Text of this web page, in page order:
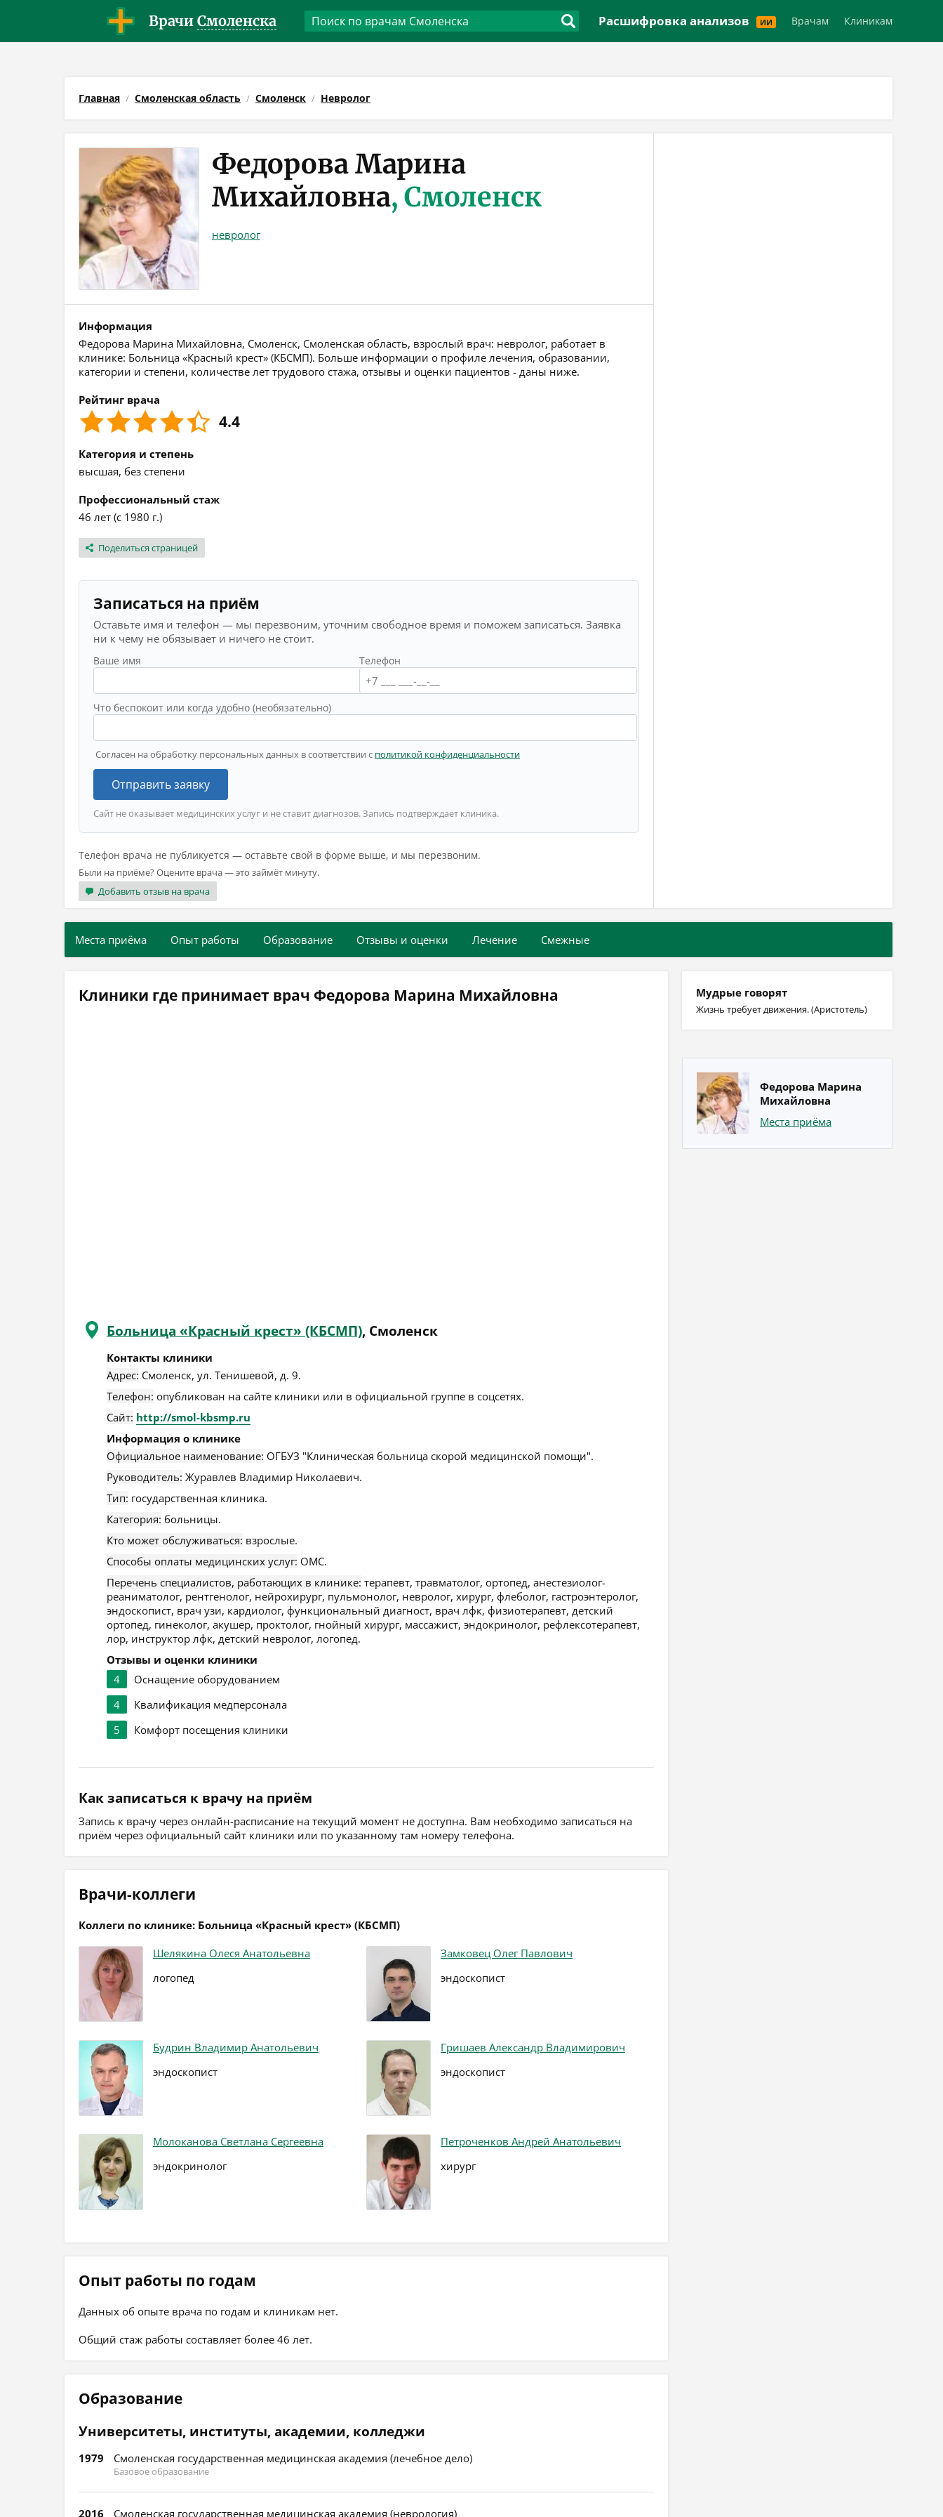
Врачи Смоленска Расшифровка анализов ИИ Врачам Клиникам
Главная Смоленская область Смоленск Невролог
Федорова Марина
Михайловна, Смоленск
невролог
Информация
Федорова Марина Михайловна, Смоленск, Смоленская область, взрослый врач: невролог, работает в
клинике: Больница «Красный крест» (КБСМП). Больше информации о профиле лечения, образовании,
категории и степени, количестве лет трудового стажа, отзывы и оценки пациентов - даны ниже.
Рейтинг врача
4.4
Категория и степень
высшая, без степени
Профессиональный стаж
46 лет (с 1980 г.)
Поделиться страницей
Записаться на приём
Оставьте имя и телефон — мы перезвоним, уточним свободное время и поможем записаться. Заявка
ни к чему не обязывает и ничего не стоит.
Ваше имя Телефон
Что беспокоит или когда удобно (необязательно)
Согласен на обработку персональных данных в соответствии с политикой конфиденциальности
Отправить заявку
Сайт не оказывает медицинских услуг и не ставит диагнозов. Запись подтверждает клиника.
Телефон врача не публикуется — оставьте свой в форме выше, и мы перезвоним.
Были на приёме? Оцените врача — это займёт минуту.
Добавить отзыв на врача
Места приёма Опыт работы Образование Отзывы и оценки Лечение Смежные
Клиники где принимает врач Федорова Марина Михайловна
Больница «Красный крест» (КБСМП), Смоленск
Контакты клиники
Адрес: Смоленск, ул. Тенишевой, д. 9.
Телефон: опубликован на сайте клиники или в официальной группе в соцсетях.
Сайт: http://smol-kbsmp.ru
Информация о клинике
Официальное наименование: ОГБУЗ "Клиническая больница скорой медицинской помощи".
Руководитель: Журавлев Владимир Николаевич.
Тип: государственная клиника.
Категория: больницы.
Кто может обслуживаться: взрослые.
Способы оплаты медицинских услуг: ОМС.
Перечень специалистов, работающих в клинике: терапевт, травматолог, ортопед, анестезиолог-
реаниматолог, рентгенолог, нейрохирург, пульмонолог, невролог, хирург, флеболог, гастроэнтеролог,
эндоскопист, врач узи, кардиолог, функциональный диагност, врач лфк, физиотерапевт, детский
ортопед, гинеколог, акушер, проктолог, гнойный хирург, массажист, эндокринолог, рефлексотерапевт,
лор, инструктор лфк, детский невролог, логопед.
Отзывы и оценки клиники
4
Оснащение оборудованием
4
Квалификация медперсонала
5
Комфорт посещения клиники
Как записаться к врачу на приём
Запись к врачу через онлайн-расписание на текущий момент не доступна. Вам необходимо записаться на
приём через официальный сайт клиники или по указанному там номеру телефона.
Врачи-коллеги
Коллеги по клинике: Больница «Красный крест» (КБСМП)
Шелякина Олеся Анатольевна
логопед
Замковец Олег Павлович
эндоскопист
Будрин Владимир Анатольевич
эндоскопист
Гришаев Александр Владимирович
эндоскопист
Молоканова Светлана Сергеевна
эндокринолог
Петроченков Андрей Анатольевич
хирург
Опыт работы по годам
Данных об опыте врача по годам и клиникам нет.
Общий стаж работы составляет более 46 лет.
Образование
Университеты, институты, академии, колледжи
1979 Смоленская государственная медицинская академия (лечебное дело)
Базовое образование
2016 Смоленская государственная медицинская академия (неврология)
Мудрые говорят
Жизнь требует движения. (Аристотель)
Федорова Марина
Михайловна
Места приёма